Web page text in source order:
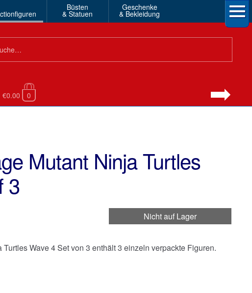
Büsten
& Statuen
Geschenke
& Bekleidung
€0.00 0
Mutant Ninja Turtles
3
Nicht auf Lager
Wave 4 Set von 3 enthält 3 einzeln verpackte Figuren.